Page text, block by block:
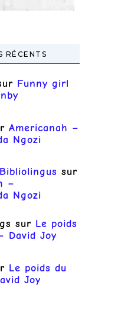
RÉCENTS
Funny girl
Americanah –
Ngozi
sur
–
Ngozi
sur Le poids
David Joy
Le poids du
Joy